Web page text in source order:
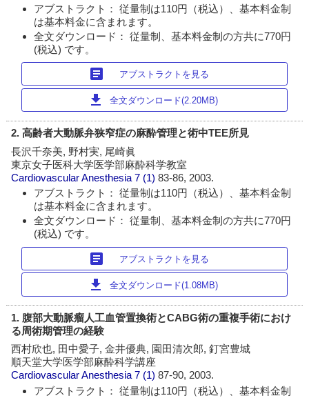
アブストラクト： 従量制は110円（税込）、基本料金制
は基本料金に含まれます。
全文ダウンロード： 従量制、基本料金制の方共に770円
(税込) です。
article アブストラクトを見る
download 全文ダウンロード(2.20MB)
2. 高齢者大動脈弁狭窄症の麻酔管理と術中TEE所見
長沢千奈美, 野村実, 尾崎眞
東京女子医科大学医学部麻酔科学教室
Cardiovascular Anesthesia 7 (1)83-86, 2003.
アブストラクト： 従量制は110円（税込）、基本料金制
は基本料金に含まれます。
全文ダウンロード： 従量制、基本料金制の方共に770円
(税込) です。
article アブストラクトを見る
download 全文ダウンロード(1.08MB)
1. 腹部大動脈瘤人工血管置換術とCABG術の重複手術におけ
る周術期管理の経験
西村欣也, 田中愛子, 金井優典, 園田清次郎, 釘宮豊城
順天堂大学医学部麻酔科学講座
Cardiovascular Anesthesia 7 (1)87-90, 2003.
アブストラクト： 従量制は110円（税込）、基本料金制